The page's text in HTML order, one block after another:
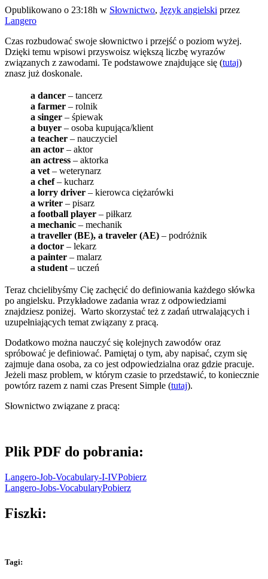
Opublikowano o 23:18h w Słownictwo, Język angielski przez
Langero
Czas rozbudować swoje słownictwo i przejść o poziom wyżej.
Dzięki temu wpisowi przyswoisz większą liczbę wyrazów
związanych z zawodami. Te podstawowe znajdujące się (tutaj)
znasz już doskonale.
a dancer – tancerz
a farmer – rolnik
a singer – śpiewak
a buyer – osoba kupująca/klient
a teacher – nauczyciel
an actor – aktor
an actress – aktorka
a vet – weterynarz
a chef– kucharz
a lorry driver – kierowca ciężarówki
a writer – pisarz
a football player – piłkarz
a mechanic – mechanik
a traveller (BE), a traveler (AE) – podróżnik
a doctor – lekarz
a painter – malarz
a student – uczeń
Teraz chcielibyśmy Cię zachęcić do definiowania każdego słówka
po angielsku. Przykładowe zadania wraz z odpowiedziami
znajdziesz poniżej. Warto skorzystać też z zadań utrwalających i
uzupełniających temat związany z pracą.
Dodatkowo można nauczyć się kolejnych zawodów oraz
spróbować je definiować. Pamiętaj o tym, aby napisać, czym się
zajmuje dana osoba, za co jest odpowiedzialna oraz gdzie pracuje.
Jeżeli masz problem, w którym czasie to przedstawić, to koniecznie
powtórz razem z nami czas Present Simple (tutaj).
Słownictwo związane z pracą:
Plik PDF do pobrania:
Langero-Job-Vocabulary-I-IVPobierz
Langero-Jobs-VocabularyPobierz
Fiszki:
Tagi: